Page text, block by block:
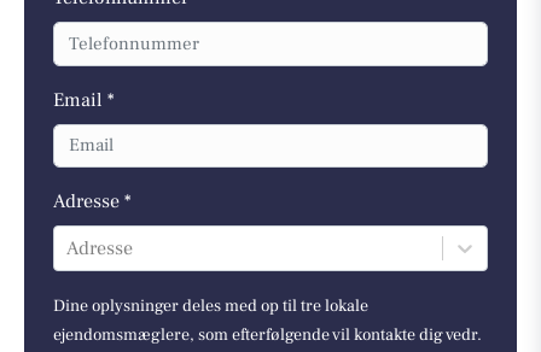
Email *
Adresse *
Adresse
Dine oplysninger deles med op til tre lokale
ejendomsmæglere, som efterfølgende vil kontakte dig vedr.